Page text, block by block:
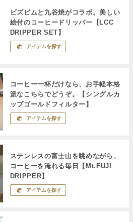
ビズビムと九谷焼がコラボ。美しい
絵付のコーヒードリッパー【LCC
DRIPPER SET】
アイテムを探す
コーヒー一杯だけなら、お手軽本格
派なこちらでどうぞ。【シングルカ
ップゴールドフィルター】
アイテムを探す
ステンレスの富士山を眺めながら、
コーヒーを淹れる毎日【Mt.FUJI
DRIPPER】
アイテムを探す